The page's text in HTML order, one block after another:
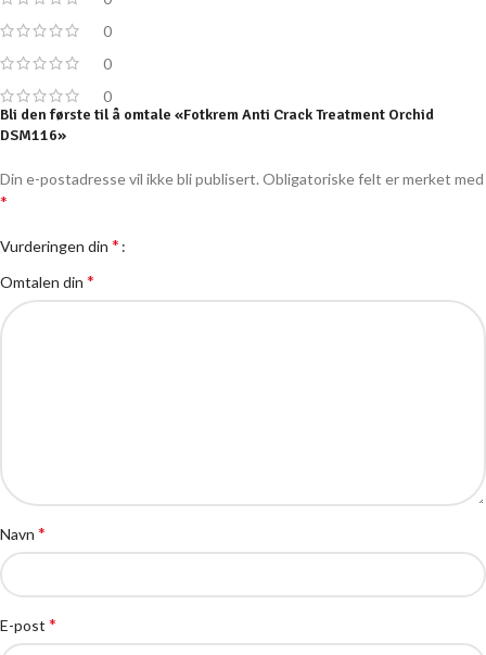
0
0
0
Bli den første til å omtale «Fotkrem Anti Crack Treatment Orchid
DSM116»
Din e-postadresse vil ikke bli publisert. Obligatoriske felt er merket med
*
Vurderingen din *
Omtalen din *
Navn *
E-post *